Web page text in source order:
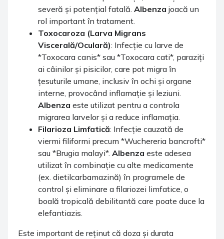
severă și potențial fatală. Albenza joacă un
rol important în tratament.
Toxocaroza (Larva Migrans
Viscerală/Oculară): Infecție cu larve de
*Toxocara canis* sau *Toxocara cati*, paraziți
ai câinilor și pisicilor, care pot migra în
țesuturile umane, inclusiv în ochi și organe
interne, provocând inflamație și leziuni.
Albenza este utilizat pentru a controla
migrarea larvelor și a reduce inflamația.
Filarioza Limfatică: Infecție cauzată de
viermi filiformi precum *Wuchereria bancrofti*
sau *Brugia malayi*. Albenza este adesea
utilizat în combinație cu alte medicamente
(ex. dietilcarbamazină) în programele de
control și eliminare a filariozei limfatice, o
boală tropicală debilitantă care poate duce la
elefantiazis.
Este important de reținut că doza și durata